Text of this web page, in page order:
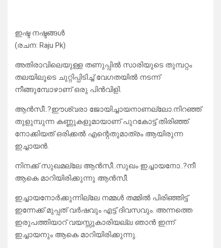
ഇഷ്ട നഷ്ടങ്ങൾ
(രചന: Raju Pk)
അതിരാവിലെയുള്ള തണുപ്പിൽ സാരിയുടെ തുമ്പറ്റം
തലയിലൂടെ ചുറ്റിപ്പിടിച്ച് വേഗതയിൽ നടന്ന്
നീങ്ങുമ്പോഴാണ് ഒരു പിൻവിളി.
ആൻസീ..?ഈശ്വരാ ജോയിച്ചായനാണല്ലോ.നിറഞ്ഞ്
തുളുമ്പുന്ന കണ്ണുകളുമായാണ് പുറകോട്ട് തിരിഞ്ഞ്
നോക്കിയത് ഒരിക്കൽ എന്റെതുമാത്രം ആയിരുന്ന
ഇച്ചായൻ.
നിനക്ക് സുഖമല്ലേ ആൻസീ..സുഖം ഇച്ചായനോ..?നീ
ആകെ മാറിയിരിക്കുന്നു ആൻസീ.
ഇച്ചായനോർക്കുന്നില്ലേ നമ്മൾ തമ്മിൽ പിരിഞ്ഞിട്ട്
ഇന്നേക്ക് മുപ്പത് വർഷവും എട്ട് ദിവസവും. അന്നത്തെ
ഇരുപത്തിയാറ് വയസ്സുകാരിയല്ല ഞാൻ ഇന്ന്
ഇച്ചായനും ആകെ മാറിയിരിക്കുന്നു.